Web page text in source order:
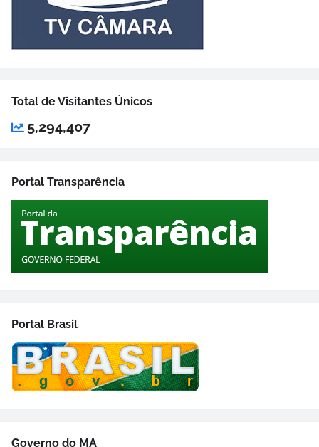
Total de Visitantes Únicos
5,294,407
Portal Transparência
Portal Brasil
Governo do MA